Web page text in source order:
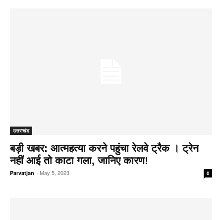
उत्तराखंड
बड़ी खबर: आत्महत्या करने पहुंचा रेलवे ट्रैक । ट्रेन
नहीं आई तो काटा गला, जानिए कारण!
Parvatjan -May 5, 2023 0